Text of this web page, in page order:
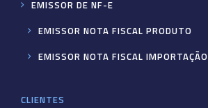
EMISSOR DE NF-E
EMISSOR NOTA FISCAL PRODUTO
EMISSOR NOTA FISCAL IMPORTAÇÃO
CLIENTES